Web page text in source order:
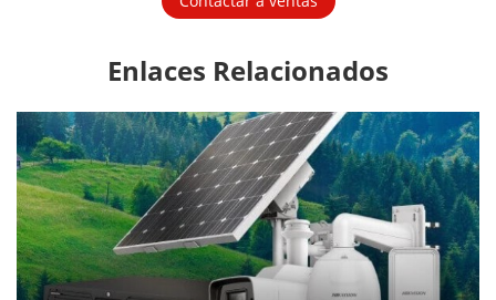
Enlaces Relacionados